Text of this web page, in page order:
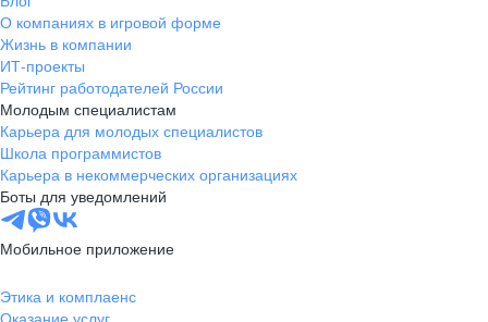
О компаниях в игровой форме
Жизнь в компании
ИТ-проекты
Рейтинг работодателей России
Молодым специалистам
Карьера для молодых специалистов
Школа программистов
Карьера в некоммерческих организациях
Боты для уведомлений
Мобильное приложение
Этика и комплаенс
Оказание услуг